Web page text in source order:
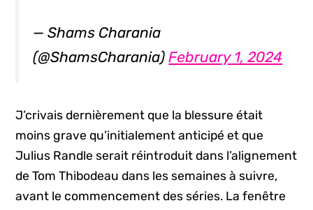
— Shams Charania
(@ShamsCharania)February 1, 2024
J’crivais dernièrement que la blessure était
moins grave qu’initialement anticipé et que
Julius Randle serait réintroduit dans l’alignement
de Tom Thibodeau dans les semaines à suivre,
avant le commencement des séries. La fenêtre